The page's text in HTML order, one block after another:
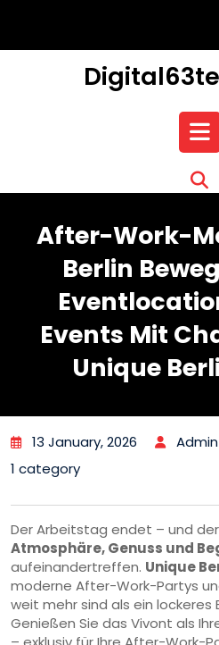
content
After-Work-
Berlin
Events Mit
Unique
13 January, 2026 Admin
1 category
Der Arbeitstag endet – und
Atmosphäre, Genuss und
aufeinandertreffen. Unique
moderne After-Work-Partys
weit mehr sind als ein lockeres
Genießen Sie das Vivont als